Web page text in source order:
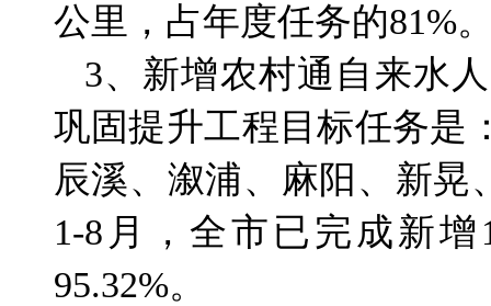
公里，占年度任务的81%
3、新增农村通自来水
巩固提升工程目标任务是
辰溪、溆浦、麻阳、新晃
1-8月，全市已完成新
95.32%。